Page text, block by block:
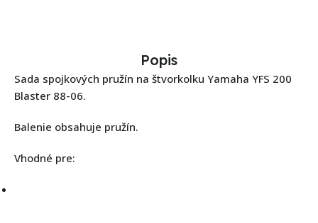
Popis
Sada spojkových pružín na štvorkolku Yamaha YFS 200
Blaster 88-06.
Balenie obsahuje pružín.
Vhodné pre: